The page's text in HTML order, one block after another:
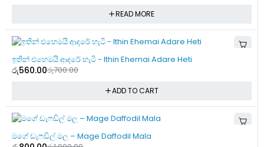
READ MORE
-20%
ඉතින් එහෙමයි ආදරේ හැටි - Ithin Ehemai Adare Heti
රු700.00
රු560.00
ADD TO CART
-20%
මගේ ඩැෆඩිල් මල – Mage Daffodil Mala